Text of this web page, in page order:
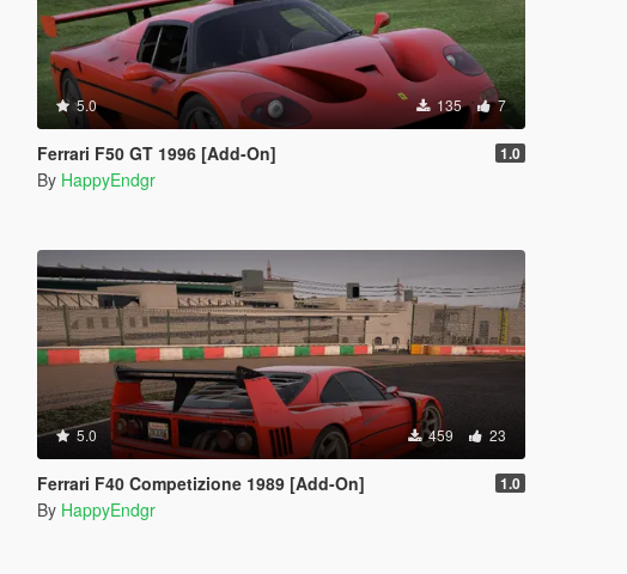
5.0 135 7
Ferrari F50 GT 1996 [Add-On] 1.0
By HappyEndgr
5.0 459 23
Ferrari F40 Competizione 1989 [Add-On] 1.0
By HappyEndgr